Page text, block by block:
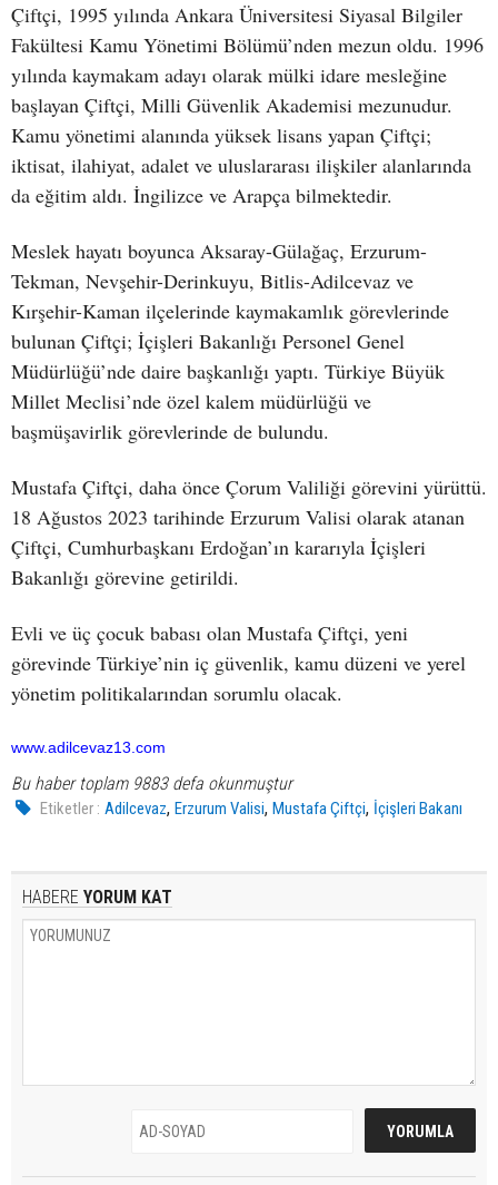
Çiftçi, 1995 yılında Ankara Üniversitesi Siyasal Bilgiler
Fakültesi Kamu Yönetimi Bölümü’nden mezun oldu. 1996
yılında kaymakam adayı olarak mülki idare mesleğine
başlayan Çiftçi, Milli Güvenlik Akademisi mezunudur.
Kamu yönetimi alanında yüksek lisans yapan Çiftçi;
iktisat, ilahiyat, adalet ve uluslararası ilişkiler alanlarında
da eğitim aldı. İngilizce ve Arapça bilmektedir.
Meslek hayatı boyunca Aksaray-Gülağaç, Erzurum-
Tekman, Nevşehir-Derinkuyu, Bitlis-Adilcevaz ve
Kırşehir-Kaman ilçelerinde kaymakamlık görevlerinde
bulunan Çiftçi; İçişleri Bakanlığı Personel Genel
Müdürlüğü’nde daire başkanlığı yaptı. Türkiye Büyük
Millet Meclisi’nde özel kalem müdürlüğü ve
başmüşavirlik görevlerinde de bulundu.
Mustafa Çiftçi, daha önce Çorum Valiliği görevini yürüttü.
18 Ağustos 2023 tarihinde Erzurum Valisi olarak atanan
Çiftçi, Cumhurbaşkanı Erdoğan’ın kararıyla İçişleri
Bakanlığı görevine getirildi.
Evli ve üç çocuk babası olan Mustafa Çiftçi, yeni
görevinde Türkiye’nin iç güvenlik, kamu düzeni ve yerel
yönetim politikalarından sorumlu olacak.
www.adilcevaz13.com
Bu haber toplam 9883 defa okunmuştur
Etiketler : Adilcevaz,Erzurum Valisi,Mustafa Çiftçi, İçişleri Bakanı
HABERE YORUM KAT